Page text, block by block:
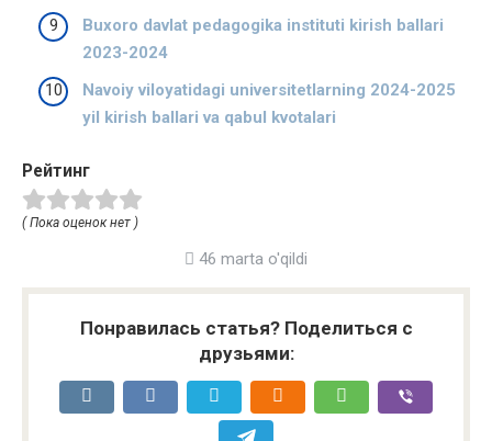
Buxoro davlat pedagogika instituti kirish ballari
2023-2024
Navoiy viloyatidagi universitetlarning 2024-2025
yil kirish ballari va qabul kvotalari
Рейтинг
( Пока оценок нет )
46 marta o'qildi
Понравилась статья? Поделиться с
друзьями: